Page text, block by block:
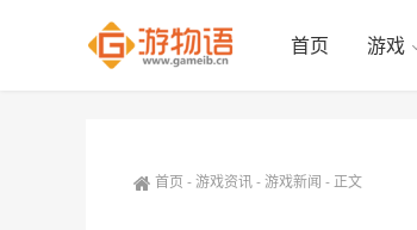
首页 游戏
首页 -游戏资讯-游戏新闻 - 正文